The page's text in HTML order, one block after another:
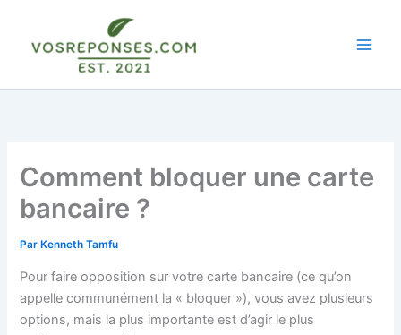
contenu
Comment bloquer une carte
bancaire ?
Par Kenneth Tamfu
Pour faire opposition sur votre carte bancaire (ce qu’on
appelle communément la « bloquer »), vous avez plusieurs
options, mais la plus importante est d’agir le plus